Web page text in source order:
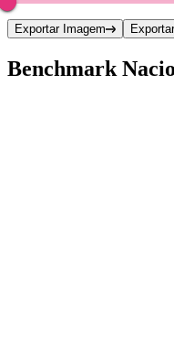
Exportar Imagem
Benchmark